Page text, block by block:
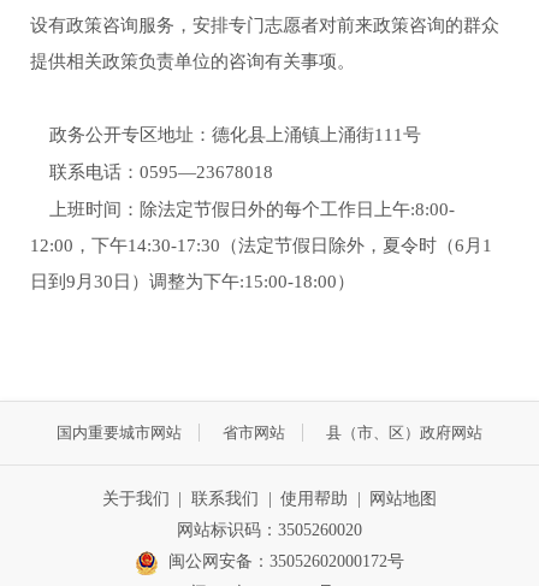
设有政策咨询服务，安排专门志愿者对前来政策咨询的群众
提供相关政策负责单位的咨询有关事项。
政务公开专区地址：德化县上涌镇上涌街111号
联系电话：0595—23678018
上班时间：除法定节假日外的每个工作日上午:8:00-
12:00，下午14:30-17:30（法定节假日除外，夏令时（6月1
日到9月30日）调整为下午:15:00-18:00）
国内重要城市网站 省市网站 县（市、区）政府网站
关于我们 联系我们 使用帮助
网站地图
网站标识码：3505260020
闽公网安备：35052602000172号